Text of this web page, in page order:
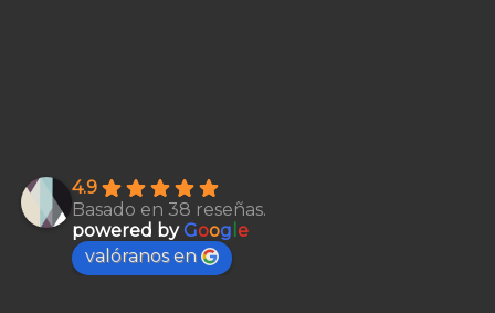
4.9
Basado en 38 reseñas.
powered byGoog e
valóranos en